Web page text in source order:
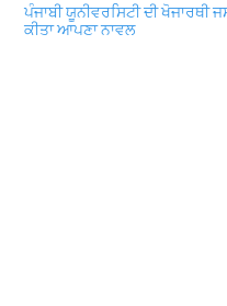
ਪੰਜਾਬੀ ਯੂਨੀਵਰਸਿਟੀ ਦੀ ਖੋਜਾਰਥੀ
ਕੀਤਾ ਆਪਣਾ ਨਾਵਲ